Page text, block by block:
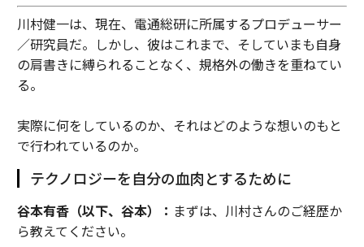
川村健一は、現在、電通総研に所属するプロデューサー
／研究員だ。しかし、彼はこれまで、そしていまも自身
の肩書きに縛られることなく、規格外の働きを重ねてい
る。
実際に何をしているのか、それはどのような想いのもと
で行われているのか。
テクノロジーを自分の血肉とするために
谷本有香（以下、谷本）： まずは、川村さんのご経歴か
ら教えてください。